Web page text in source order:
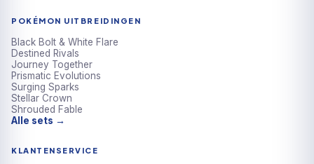
POKÉMON UITBREIDINGEN
Black Bolt & White Flare
Destined Rivals
Journey Together
Prismatic Evolutions
Surging Sparks
Stellar Crown
Shrouded Fable
Alle sets →
KLANTENSERVICE